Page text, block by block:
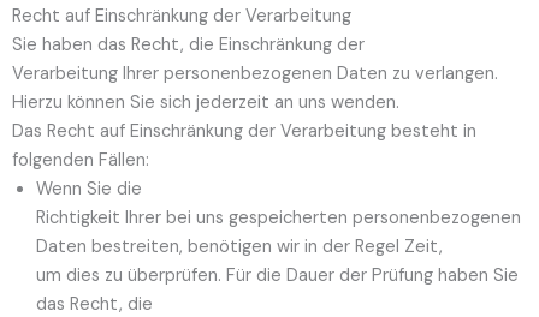
Recht auf Einschränkung der Verarbeitung
Sie haben das Recht, die Einschränkung der
Verarbeitung Ihrer personenbezogenen Daten zu verlangen.
Hierzu können Sie sich jederzeit an uns wenden.
Das Recht auf Einschränkung der Verarbeitung besteht in
folgenden Fällen:
Wenn Sie die
Richtigkeit Ihrer bei uns gespeicherten personenbezogenen
Daten bestreiten, benötigen wir in der Regel Zeit,
um dies zu überprüfen. Für die Dauer der Prüfung haben Sie
das Recht, die